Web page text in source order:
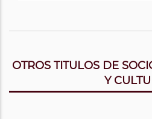
OTROS TITULOS DE
Y